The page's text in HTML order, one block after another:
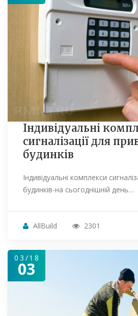
Індивідуальні
сигналізації для
будинків
Індивідуальні комплекси
будинків-на сьогоднішній день…
AllBuild 2301
03/18
03